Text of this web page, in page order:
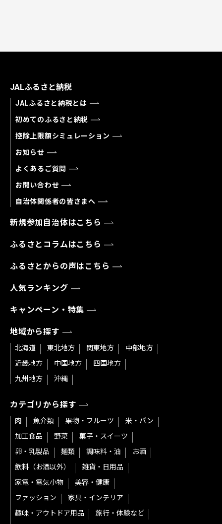
JALふるさと納税
JALふるさと納税とは
初めてのふるさと納税
控除上限額シミュレーション
お知らせ
よくあるご質問
お問い合わせ
自治体関係者の皆さまへ
新規参加自治体はこちら
ふるさとコラムはこちら
ふるさとからの声はこちら
人気ランキング
キャンペーン・特集
地域から探す
北海道 東北地方 関東地方
中部地方
近畿地方
中国地方
四国地方
九州地方
沖縄
カテゴリから探す
肉 魚介類 果物・フルーツ
米・パン
加工食品
野菜
菓子・スイーツ
卵・乳製品
麺類 調味料・油
お酒
飲料（お酒以外）
雑貨・日用品
家電・電気小物
美容・健康
ファッション
家具・インテリア
趣味・アウトドア用品
旅行・体験など